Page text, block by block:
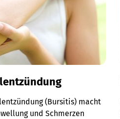
(Bursitis) macht
und Schmerzen